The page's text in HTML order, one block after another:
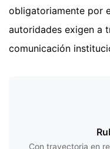
obligatoriamente por
autoridades exigen a
comunicación
Con trayectoria en